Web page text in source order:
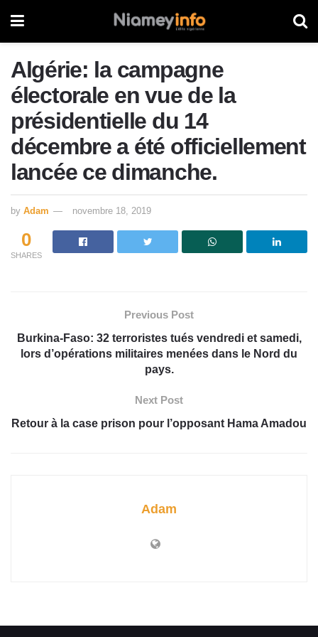
Algérie: la campagne
électorale en vue de la
présidentielle du 14
décembre a été officiellement
lancée ce dimanche.
by Adam novembre 18, 2019
0
SHARES
Previous Post
Burkina-Faso: 32 terroristes tués vendredi et samedi,
lors d’opérations militaires menées dans le Nord du
pays.
Next Post
Retour à la case prison pour l’opposant Hama Amadou
Adam